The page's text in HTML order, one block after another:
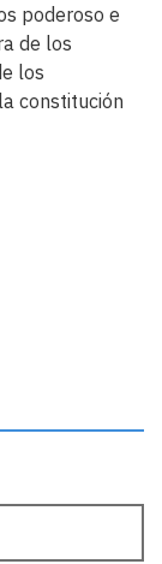
poderoso e
de los
los
constitución